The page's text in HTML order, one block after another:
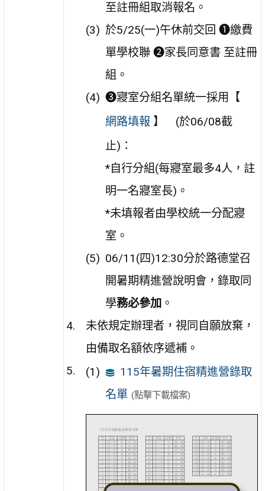
至註冊組取消報名。
於5/25(一)午休前交回 ❶繳費
單學校聯 ❷家長同意書 至註冊
組。
❸寢室分組名單統一採用【
網路填報 】 (於06/08截
止)：
*自行分組(每寢室最多4人，註
明一名寢室長)。
*未填報者由學校統一分配寢
室。
06/11(四)12:30分於路德堂召
開暑期精進營說明會，錄取同
學務必參加 。
未依規定辦理者，視同自願放棄，
由備取名額依序遞補。
115年暑期住宿精進營錄取
名單 (點擊下載檔案)